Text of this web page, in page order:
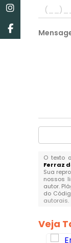
O texto
Ferraz
Sua
nossos
autor.
do
autorais.
Veja